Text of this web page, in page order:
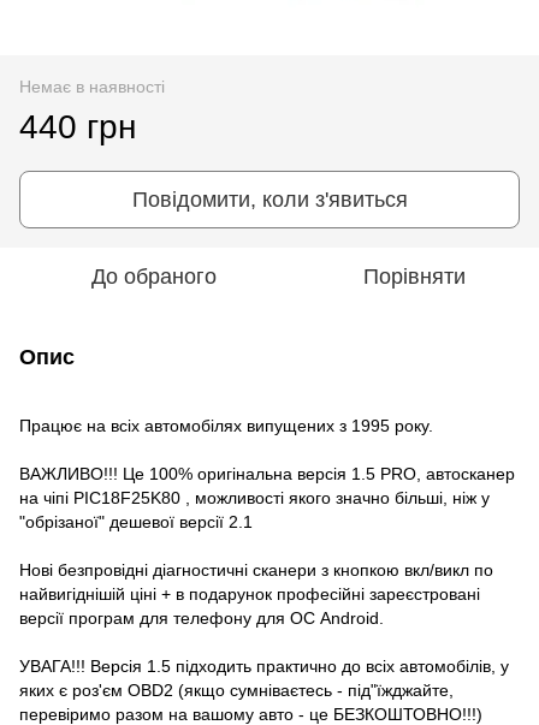
Немає в наявності
440 грн
Повідомити, коли з'явиться
До обраного Порівняти
Опис
Працює на всіх автомобілях випущених з 1995 року.
ВАЖЛИВО!!! Це 100% оригінальна версія 1.5 PRO, автосканер
на чіпі PIC18F25K80 , можливості якого значно більші, ніж у
"обрізаної" дешевої версії 2.1
Нові безпровідні діагностичні сканери з кнопкою вкл/викл по
найвигіднішій ціні + в подарунок професійні зареєстровані
версії програм для телефону для ОС Android.
УВАГА!!! Версія 1.5 підходить практично до всіх автомобілів, у
яких є роз'єм OBD2 (якщо сумніваєтесь - під"їжджайте,
перевіримо разом на вашому авто - це БЕЗКОШТОВНО!!!)